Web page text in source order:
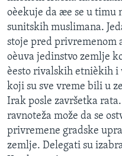
oèekuje da æe se u
sunitskih muslimana.
stoje pred privremenom
oèuva jedinstvo zemlje
èesto rivalskih etnièkih i
koji su sve vreme bili u
Irak posle završetka
ravnoteža može da se
privremene gradske
zemlje. Delegati su